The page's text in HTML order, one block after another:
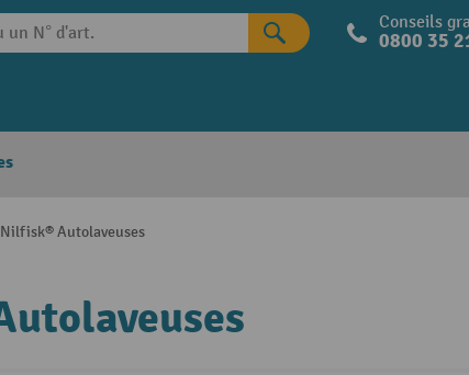
Conseils
0800 35
Nilfisk® Autolaveuses